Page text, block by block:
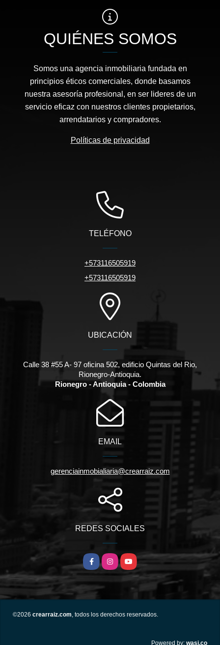
QUIÉNES SOMOS
Somos una agencia inmobiliaria fundada en
principios éticos comerciales, donde basamos
nuestra asesoría profesional, en ser lideres de un
servicio eficaz con nuestros clientes propietarios,
arrendatarios y compradores.
Políticas de privacidad
TELÉFONO
+573116505919
+573116505919
UBICACIÓN
Calle 38 #55 A- 97 oficina 502, edificio Quintas del Rio,
Rionegro-Antioquia.
Rionegro - Antioquia - Colombia
EMAIL
gerenciainmobialiaria@crearraiz.com
REDES SOCIALES
FacebookInstagramYouTube
©2026 crearraiz.com, todos los derechos reservados.
Powered by: wasi.co